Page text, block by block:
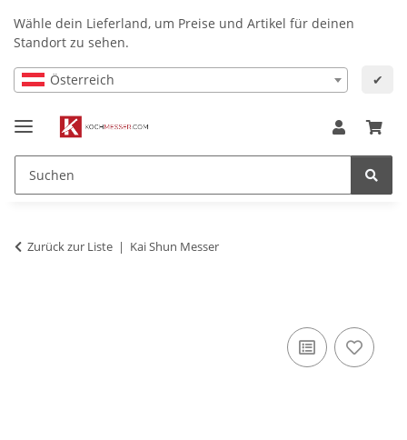
Wähle dein Lieferland, um Preise und Artikel für deinen
Standort zu sehen.
Österreich ✔
Zurück zur Liste Kai Shun Messer